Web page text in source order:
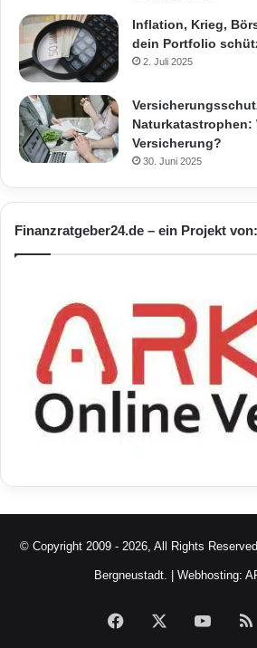
Inflation, Krieg,
dein Portfolio
2. Juli 2025
Naturkatastrophen:
Versicherung?
30. Juni 2025
Finanzratgeber24.de – ein Projekt von:
© Copyright 2009 - 2026, All Rights
Bergneustadt. | Webhosting:
Facebook